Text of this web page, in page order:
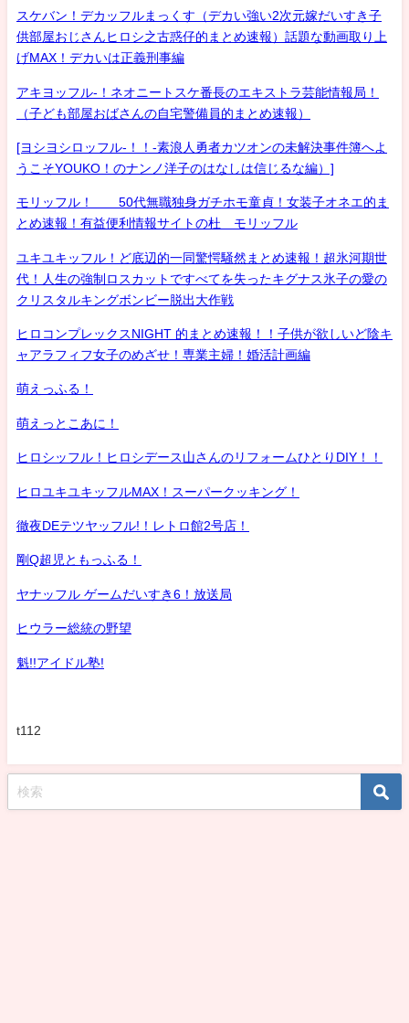
スケバン！デカッフルまっくす（デカい強い2次元嫁だいすき子
供部屋おじさんヒロシ之古惑仔的まとめ速報）話題な動画取り上
げMAX！デカいは正義刑事編
アキヨッフル-！ネオニートスケ番長のエキストラ芸能情報局！
（子ども部屋おばさんの自宅警備員的まとめ速報）
[ヨシヨシロッフル-！！-素浪人勇者カツオンの未解決事件簿へよ
うこそYOUKO！のナンノ洋子のはなしは信じるな編）]
モリッフル！ 50代無職独身ガチホモ童貞！女装子オネエ的ま
とめ速報！有益便利情報サイトの杜 モリッフル
ユキユキッフル！ど底辺的一同驚愕騒然まとめ速報！超氷河期世
代！人生の強制ロスカットですべてを失ったキグナス氷子の愛の
クリスタルキングボンビー脱出大作戦
ヒロコンプレックスNIGHT 的まとめ速報！！子供が欲しいど陰キ
ャアラフィフ女子のめざせ！専業主婦！婚活計画編
萌えっふる！
萌えっとこあに！
ヒロシッフル！ヒロシデース山さんのリフォームひとりDIY！！
ヒロユキユキッフルMAX！スーパークッキング！
徹夜DEテツヤッフル!！レトロ館2号店！
剛Q超児ともっふる！
ヤナッフル ゲームだいすき6！放送局
ヒウラー総統の野望
魁!!アイドル塾!
t112